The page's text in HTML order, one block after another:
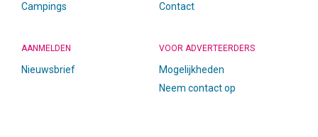
Campings
Contact
AANMELDEN
Nieuwsbrief
VOOR ADVERTEERDERS
Mogelijkheden
Neem contact op